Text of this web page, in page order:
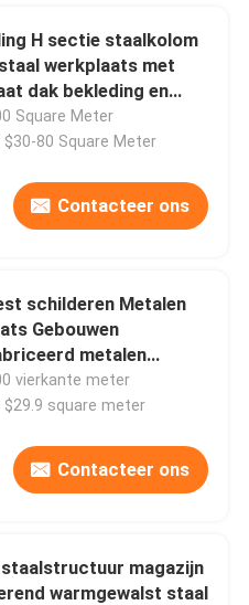
H sectie staalkolom
werkplaats met
dak bekleding en
paneel opties
Square Meter
$30-80 Square Meter
Contacteer ons
schilderen Metalen
Gebouwen
metalen
ODM
vierkante meter
$29.9 square meter
Contacteer ons
magazijn
warmgewalst staal